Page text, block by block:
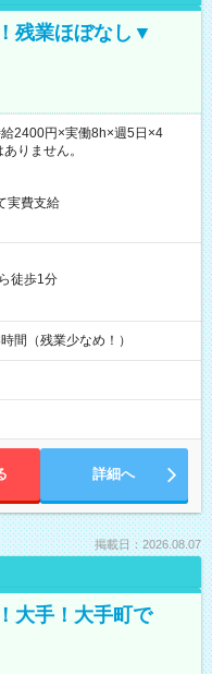
残業ほぼなし▼
2400円×実働8h×週5日×4
りません。
実費支給
徒歩1分
間（残業少なめ！）
詳細へ
掲載日：2026.08.07
大手！大手町で